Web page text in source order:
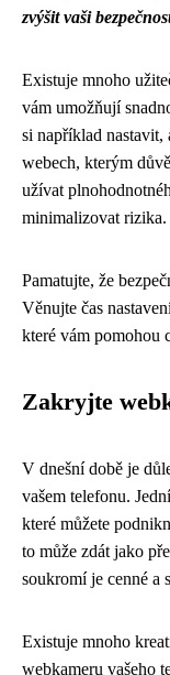
zvýšit vaši
Existuje mnoho
vám umožňují
si například nastavit,
webech, kterým
užívat
minimalizovat rizika.
Pamatujte, že
Věnujte čas
které vám pomohou
Zakryjte
V dnešní době je
vašem telefonu.
které můžete
to může zdát jako
soukromí je cenné a
Existuje mnoho
webkameru vašeho